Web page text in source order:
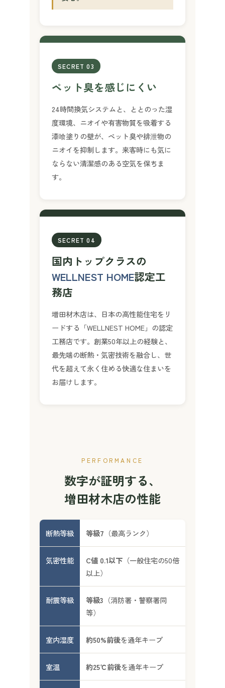
SECRET 03
ペット臭を感じにくい
24時間換気システムと、ととのった湿
度環境、ニオイや有害物質を吸着する
漆喰塗りの壁が、ペット臭や排泄物の
ニオイを抑制します。来客時にも気に
ならない清潔感のある空気を保ちま
す。
SECRET 04
国内トップクラスの
WELLNEST HOME認定工
務店
増田材木店は、日本の高性能住宅をリ
ードする「WELLNEST HOME」の認定
工務店です。創業50年以上の経験と、
最先端の断熱・気密技術を融合し、世
代を超えて永く住める快適な住まいを
お届けします。
PERFORMANCE
数字が証明する、
増田材木店の性能
断熱等級 等級7 （最高ランク）
気密性能 C値 0.1以下 （一般住宅の50倍
以上）
耐震等級 等級3 （消防署・警察署同
等）
室内湿度 約50%前後を通年キープ
室温 約25℃前後を通年キープ